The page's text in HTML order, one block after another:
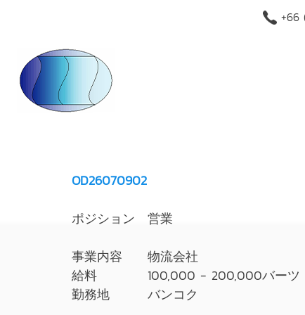
+66
OD26070902
ポジション 営業
事業内容 物流会社
給料 100,000 - 200,000バーツ
勤務地 バンコク